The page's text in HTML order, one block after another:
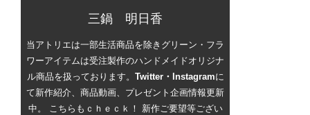
三鍋 明日香
当アトリエは一部生活商品を除きグリーン・フラ
ワーアイテムは受注製作のハンドメイドオリジナ
ル商品を扱っております。 Twitter・Instagramに
て新作紹介、商品動画、プレゼント企画情報更新
中。 こちらもｃｈｅｃｋ！ 新作ご要望等ござい